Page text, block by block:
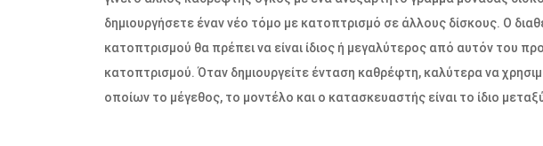
δημιουργήσετε έναν νέο τόμο με κατοπτρισμό σε άλλους δίσκους. Ο
κατοπτρισμού θα πρέπει να είναι ίδιος ή μεγαλύτερος από αυτόν του
κατοπτρισμού. Όταν δημιουργείτε ένταση καθρέφτη, καλύτερα να
οποίων το μέγεθος, το μοντέλο και ο κατασκευαστής είναι το ίδιο